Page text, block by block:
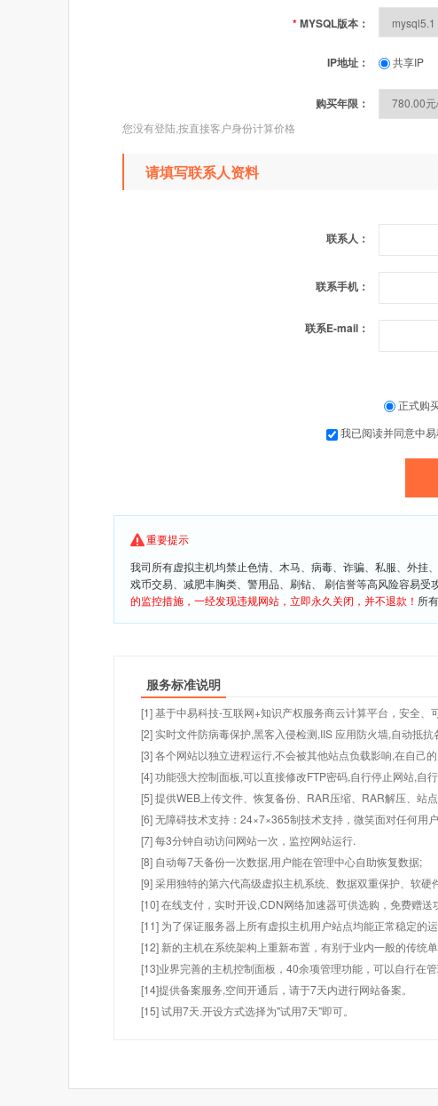
*MYSQL版本：
IP地址： 共享IP
购买年限：
您没有登陆,按直接客户身份计算价格
请填写联系人资料
联系人：
联系手机：
联系E-mail：
正式购
我已阅读并同意中
重要提示
我司所有虚拟主机均禁止色情、木马、病毒、诈骗、私服、外挂
戏币交易、减肥丰胸类、警用品、刷钻、 刷信誉等高风险容易
的监控措施，一经发现违规网站，立即永久关闭，并不退款！ 所
服务标准说明
[1] 基于中易科技-互联网+知识产权服务商云计算平台，安全、
[2] 实时文件防病毒保护,黑客入侵检测,IIS 应用防火墙,自动抵抗
[3] 各个网站以独立进程运行,不会被其他站点负载影响,在自己
[4] 功能强大控制面板,可以直接修改FTP密码,自行停止网站,自
[5] 提供WEB上传文件、恢复备份、RAR压缩、RAR解压、站
[6] 无障碍技术支持：24×7×365制技术支持，微笑面对任何用户
[7] 每3分钟自动访问网站一次，监控网站运行.
[8] 自动每7天备份一次数据,用户能在管理中心自助恢复数据;
[9] 采用独特的第六代高级虚拟主机系统、数据双重保护、软硬
[10] 在线支付，实时开设,CDN网络加速器可供选购，免费赠
[11] 为了保证服务器上所有虚拟主机用户站点均能正常稳定的
[12] 新的主机在系统架构上重新布置，有别于业内一般的传统
[13]业界完善的主机控制面板，40余项管理功能，可以自行在管
[14]提供备案服务,空间开通后，请于7天内进行网站备案。
[15] 试用7天.开设方式选择为"试用7天"即可。